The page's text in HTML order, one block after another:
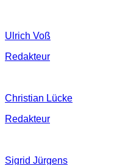
Ulrich Voß
Redakteur
Christian Lücke
Redakteur
Sigrid Jürgens